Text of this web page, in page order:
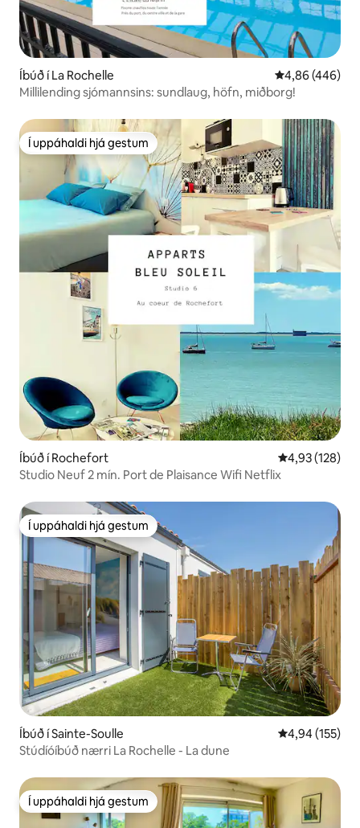
Íbúð í La Rochelle 4,86 af 5 í
4,86 (446)
Millilending sjómannsins: sundlaug, höfn, miðborg!
Í uppáhaldi hjá gestum
Í uppáhaldi hjá gestum
Íbúð í Rochefort 4,93 af 5 í
4,93 (128)
Studio Neuf 2 mín. Port de Plaisance Wifi Netflix
Í uppáhaldi hjá gestum
Í uppáhaldi hjá gestum
Íbúð í Sainte-Soulle 4,94 af 5 í
4,94 (155)
Stúdíóíbúð nærri La Rochelle - La dune
Í uppáhaldi hjá gestum
Í uppáhaldi hjá gestum